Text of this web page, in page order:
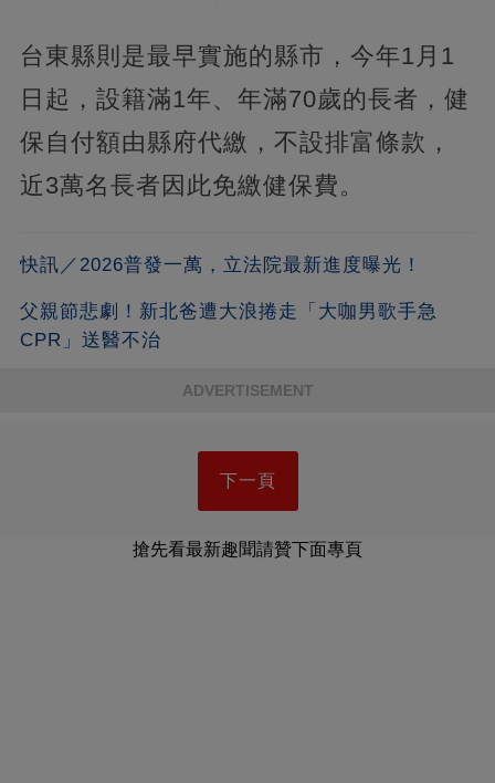
台東縣則是最早實施的縣市，今年1月1
日起，設籍滿1年、年滿70歲的長者，健
保自付額由縣府代繳，不設排富條款，
近3萬名長者因此免繳健保費。
快訊／2026普發一萬，立法院最新進度曝光！
父親節悲劇！新北爸遭大浪捲走「大咖男歌手急
CPR」送醫不治
ADVERTISEMENT
下一頁
搶先看最新趣聞請贊下面專頁